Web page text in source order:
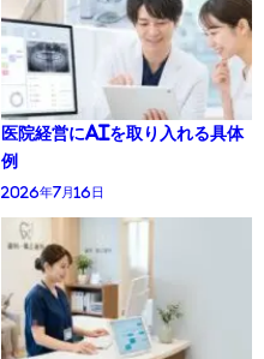
医院経営にAIを取り入れる具体
例
2026年7月16日